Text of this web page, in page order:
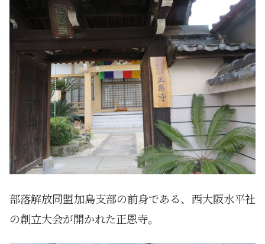
部落解放同盟加島支部の前身である、西大阪水平社
の創立大会が開かれた正恩寺。